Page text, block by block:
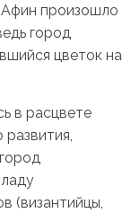
Афин произошло
город
цветок на
в расцвете
развития,
(византийцы,